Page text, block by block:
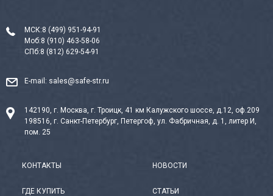
МСК:8 (499) 951-94-91
Моб:8 (910) 463-58-06
СПб:8 (812) 629-54-91
E-mail: sales@safe-str.ru
142190, г. Москва, г. Троицк, 41 км Калужского шоссе, д.12, оф.209
198516, г. Санкт-Петербург, Петергоф, ул. Фабричная, д. 1, литер И,
пом. 25
КОНТАКТЫ
ГДЕ КУПИТЬ
НОВОСТИ
СТАТЬИ